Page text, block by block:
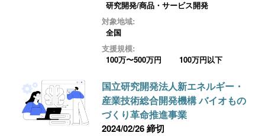
研究開発/商品・サービス開発
対象地域:
全国
支援規模:
100万〜500万円
100万円以下
国立研究開発法人新エネルギー・
産業技術総合開発機構 バイオもの
づくり革命推進事業
2024/02/26 締切